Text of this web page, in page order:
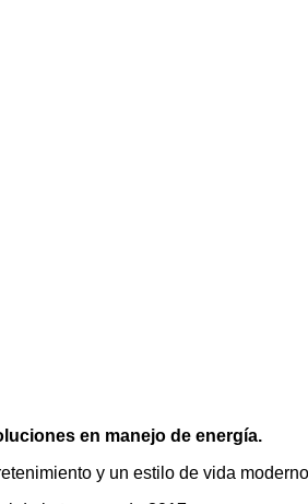
en manejo de energía.
y un estilo de vida